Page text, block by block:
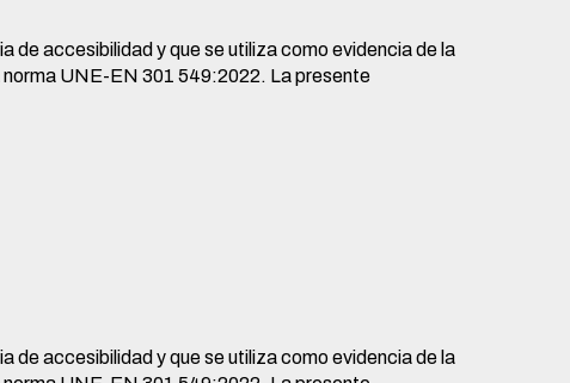
de accesibilidad y que se utiliza como evidencia de la
UNE-EN 301 549:2022. La presente
de accesibilidad y que se utiliza como evidencia de la